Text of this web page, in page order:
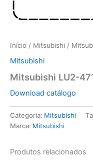
Início / Mitsubishi /
Mitsubishi
Mitsubishi LU2-
Download catálogo
Categoria: Mitsubishi
Marca: Mitsubishi
Produtos relacionados